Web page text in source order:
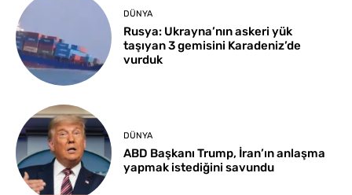
DÜNYA
Rusya: Ukrayna’nın askeri yük
taşıyan 3 gemisini Karadeniz’de
vurduk
DÜNYA
ABD Başkanı Trump, İran’ın anlaşma
yapmak istediğini savundu